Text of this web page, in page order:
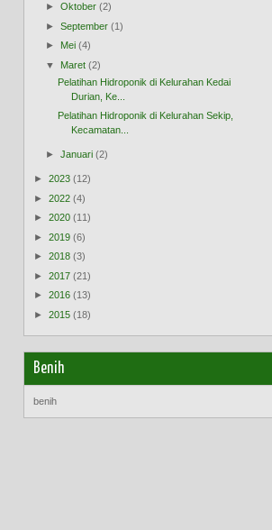
►Oktober (2)
►September (1)
► Mei (4)
▼
Maret (2)
Pelatihan Hidroponik di Kelurahan Kedai
Durian, Ke...
Pelatihan Hidroponik di Kelurahan Sekip,
Kecamatan...
►Januari (2)
► 2023 (12)
► 2022 (4)
► 2020 (11)
► 2019 (6)
► 2018 (3)
► 2017 (21)
► 2016 (13)
► 2015 (18)
Benih
benih